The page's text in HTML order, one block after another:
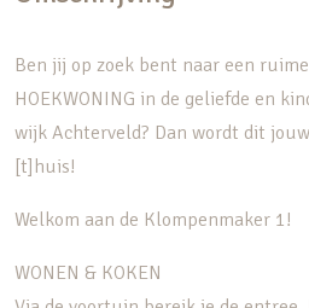
Ben jij op zoek bent naar een ruime
HOEKWONING in de geliefde en
wijk Achterveld? Dan wordt dit
[t]huis!
Welkom aan de Klompenmaker 1!
WONEN & KOKEN